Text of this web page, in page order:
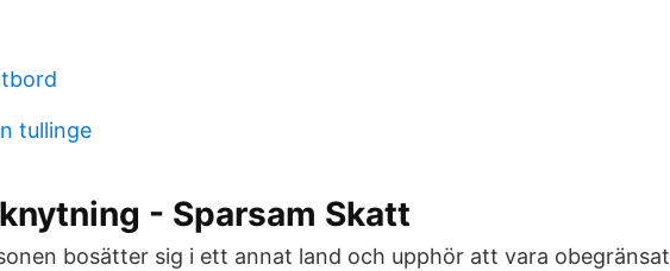
tullinge
- Sparsam Skatt
bosätter sig i ett annat land och upphör att vara obegränsat